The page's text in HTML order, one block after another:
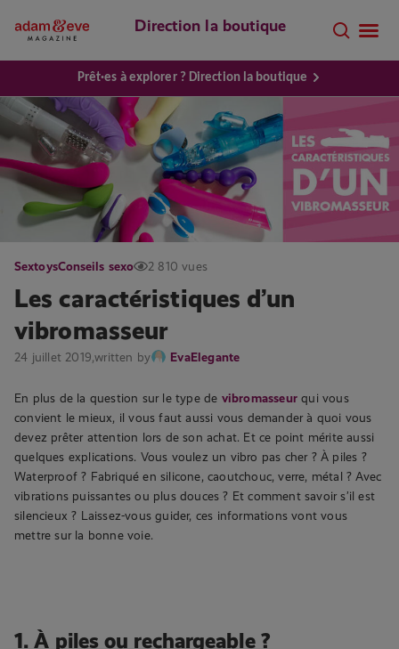
Direction la boutique
Prêt·es à explorer ? Direction la boutique
SextoysConseils sexo 2 810 vues
Les caractéristiques d’un
vibromasseur
24 juillet 2019,written by EvaElegante
En plus de la question sur le type de vibromasseur qui vous
convient le mieux, il vous faut aussi vous demander à quoi vous
devez prêter attention lors de son achat. Et ce point mérite aussi
quelques explications. Vous voulez un vibro pas cher ? À piles ?
Waterproof ? Fabriqué en silicone, caoutchouc, verre, métal ? Avec
vibrations puissantes ou plus douces ? Et comment savoir s’il est
silencieux ? Laissez-vous guider, ces informations vont vous
mettre sur la bonne voie.
1. À piles ou rechargeable ?